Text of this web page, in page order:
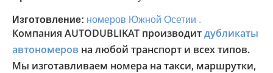
Изготовление: номеров Южной Осетии .
Компания AUTODUBLIKAT производитдубликаты
автономеров на любой транспорт и всех типов.
Мы изготавливаем номера на такси, маршрутки,